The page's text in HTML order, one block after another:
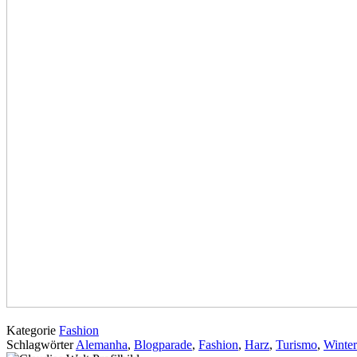
Kategorie Fashion
SchlagwörterAlemanha, Blogparade, Fashion, Harz, Turismo,